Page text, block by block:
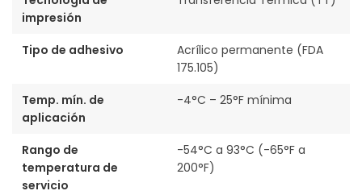
impresión
Tipo de adhesivo
Acrílico permanente (FDA
175.105)
Temp. mín. de
aplicación
-4°C – 25°F mínima
Rango de
temperatura de
servicio
-54°C a 93°C (-65°F a
200°F)